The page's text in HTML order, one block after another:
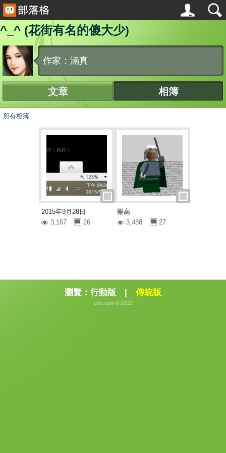
^_^ (花街有名的傻大少)
作家：涵真
文章 相簿
所有相簿
2015年9月28日
3,167
26
樂高
3,488
27
瀏覽： 行動版 | 傳統版
udn.com © 2012